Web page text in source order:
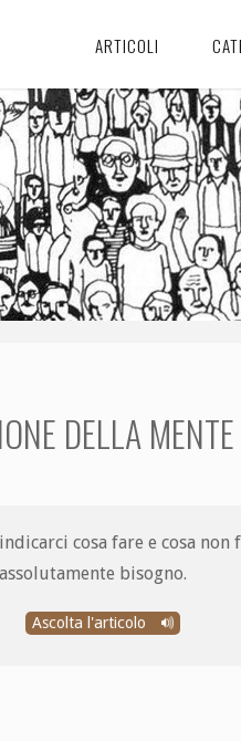
ARTICOLI
DELLA
cosa fare e cosa non
bisogno.
Ascolta l'articolo